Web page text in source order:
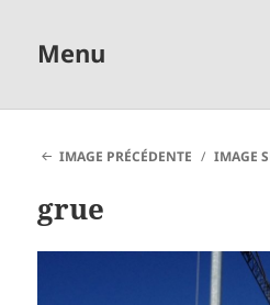
Menu
IMAGE PRÉCÉDENTE
IMAGE
grue